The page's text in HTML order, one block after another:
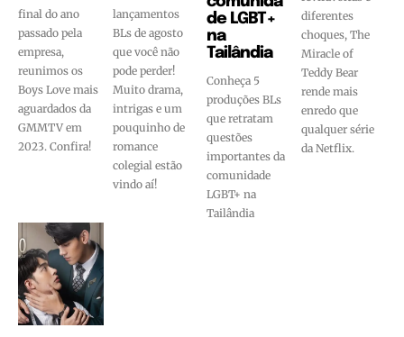
final do ano
passado pela
empresa,
reunimos os
Boys Love mais
aguardados da
GMMTV em
2023. Confira!
lançamentos
BLs de agosto
que você não
pode perder!
Muito drama,
intrigas e um
pouquinho de
romance
colegial estão
vindo aí!
de LGBT+
na
Tailândia
Conheça 5
produções BLs
que retratam
questões
importantes da
comunidade
LGBT+ na
Tailândia
diferentes
choques, The
Miracle of
Teddy Bear
rende mais
enredo que
qualquer série
da Netflix.